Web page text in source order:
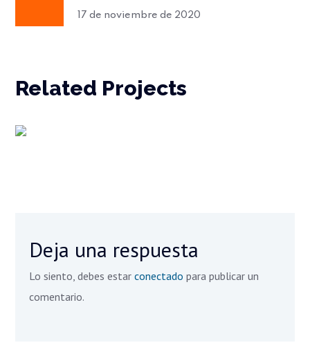
17 de noviembre de 2020
Related Projects
Deja una respuesta
Lo siento, debes estarconectado para publicar un
comentario.